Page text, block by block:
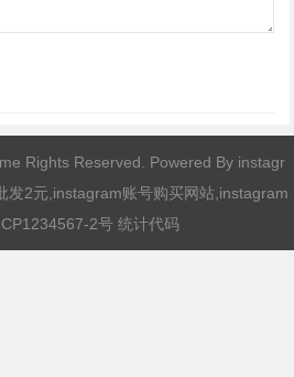
Rights Reserved. Powered By instagr
发2元,instagram账号购买网站,instagram
2号 统计代码